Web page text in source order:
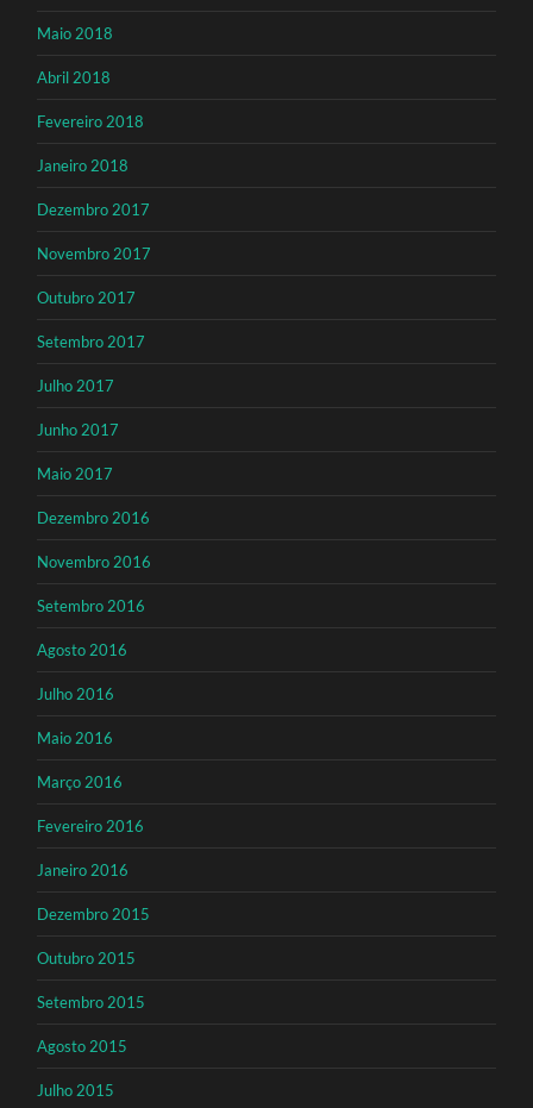
Maio 2018
Abril 2018
Fevereiro 2018
Janeiro 2018
Dezembro 2017
Novembro 2017
Outubro 2017
Setembro 2017
Julho 2017
Junho 2017
Maio 2017
Dezembro 2016
Novembro 2016
Setembro 2016
Agosto 2016
Julho 2016
Maio 2016
Março 2016
Fevereiro 2016
Janeiro 2016
Dezembro 2015
Outubro 2015
Setembro 2015
Agosto 2015
Julho 2015